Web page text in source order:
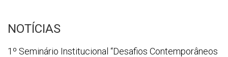
NOTÍCIAS
1º
1º Seminário Institucional “Desafios Contemporâneos